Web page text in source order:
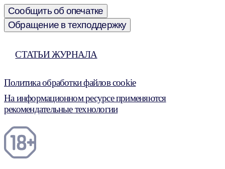
Сообщить об опечатке
Обращение в техподдержку
СТАТЬИ ЖУРНАЛА
Политика обработки файлов cookie
На информационном ресурсе применяются
рекомендательные технологии